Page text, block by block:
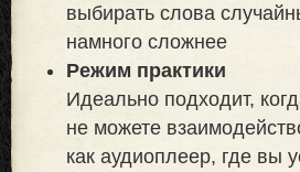
выбирать слова
намного сложнее
Режим практики
Идеально подходит,
не можете
как аудиоплеер, где вы